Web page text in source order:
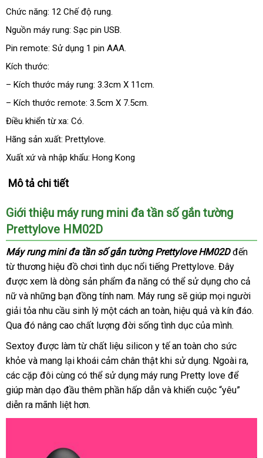
Chức năng: 12 Chế độ rung.
Nguồn máy rung: Sạc pin USB.
Pin remote: Sử dụng 1 pin AAA.
Kích thước:
– Kích thước máy rung: 3.3cm X 11cm.
– Kích thước remote: 3.5cm X 7.5cm.
Điều khiển từ xa: Có.
Hãng sản xuất: Prettylove.
Xuất xứnội
và nhập khẩu: Hong Kong
Mô tả chi tiết
Giới thiệu máy rung mini đa tần số gắn tường
Prettylove HM02D
Máy rung mini đa tần số gắn tường Prettylove HM02Dđến
từ thương hiệu đồ chơi tình dục nổi tiếng Prettylovehướng
dẫn
. Đây
sánh
được xem là dòng sản phẩm đa năng siêu
thị
có thể sử dụng cho cả
nữ danh
sách
và nhập
khẩu
những bạn đồng tính namthế
giới
. Máy rung Nhật
Bản
sẽ giúp xuất
xứ
mọi người
giải tỏa nhu cầu sinh lý một cách an toànxách
tay
, hiệu quả tiki
và kín đáoso
.
Qua đó nâng cao chất lượng đời sống tình dục đắt
nhất
của mình.
Sextoy giảm
giá
được làm từ chất liệu silicon y tế an toàn cho sức
khỏe mua
sắm
và mang lại khoái cảm chân thật khi sử dụngrẻ
nhất
. Ngoài ra,
các cặp đôi cùng mua
sắm
có thể sử dụng máy rung Pretty love đánh
giá
để
giúp màn dạo đầu thêm phần hấp dẫn thế
và khiến cuộc “yêu”
diễn ra mãnh liệt hơn.